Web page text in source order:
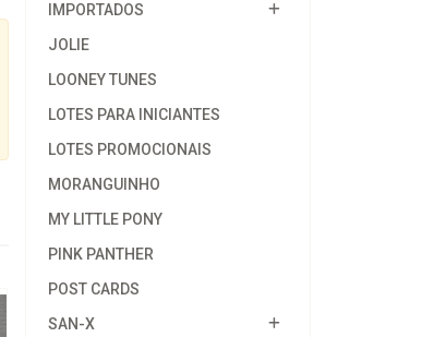
IMPORTADOS
JOLIE
LOONEY TUNES
LOTES PARA INICIANTES
LOTES PROMOCIONAIS
MORANGUINHO
MY LITTLE PONY
PINK PANTHER
POST CARDS
SAN-X